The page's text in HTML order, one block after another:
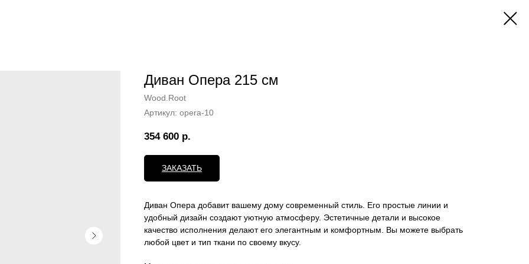
Диван Опера 215 см
Wood.Root
Артикул: opera-10
354 600 р.
ЗАКАЗАТЬ
Диван Опера добавит вашему дому современный стиль. Его простые линии и
удобный дизайн создают уютную атмосферу. Эстетичные детали и высокое
качество исполнения делают его элегантным и комфортным. Вы можете выбрать
любой цвет и тип ткани по своему вкусу.